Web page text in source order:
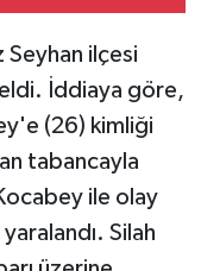
ilçesi
İddiaya göre,
(26) kimliği
tabancayla
ile olay
Silah